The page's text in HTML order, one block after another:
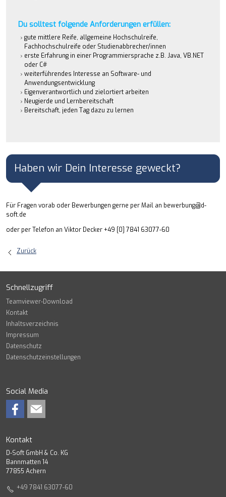
Du solltest folgende Anforderungen erfüllen:
gute mittlere Reife, allgemeine Hochschulreife,
Fachhochschulreife oder Studienabbrecher/innen
erste Erfahrung in einer Programmiersprache z.B. Java, VB.NET
oder C#
weiterführendes Interesse an Software- und
Anwendungsentwicklung
Eigenverantwortlich und zielortiert arbeiten
Neugierde und Lernbereitschaft
Bereitschaft, jeden Tag dazu zu lernen
Haben wir Dein Interesse geweckt?
Für Fragen vorab oder Bewerbungen gerne per Mail an bewerbung@d-
soft.de
oder per Telefon an Viktor Decker +49 [0] 7841 63077-60
Zurück
Schnellzugriff
Teamviewer-Download
Kontakt
Inhaltsverzeichnis
Impressum
Datenschutz
Datenschutzeinstellungen
Social Media
Kontakt
D-Soft GmbH & Co. KG
Bannmatten 14
77855 Achern
+49 7841 63077-60